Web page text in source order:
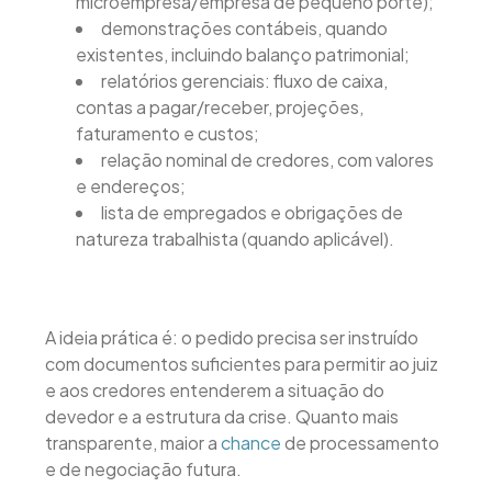
demonstrações contábeis, quando
existentes, incluindo balanço patrimonial;
relatórios gerenciais: fluxo de caixa,
contas a pagar/receber, projeções,
faturamento e custos;
relação nominal de credores, com valores
e endereços;
lista de empregados e obrigações de
natureza trabalhista (quando aplicável).
A ideia prática é: o pedido precisa ser instruído
com documentos suficientes para permitir ao juiz
e aos credores entenderem a situação do
devedor e a estrutura da crise. Quanto mais
transparente, maior achancede processamento
e de negociação futura.